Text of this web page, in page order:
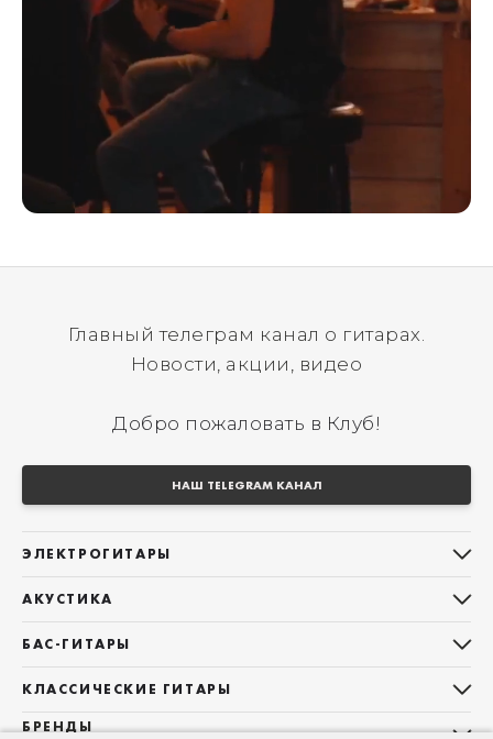
Главный телеграм канал о гитарах.
Новости, акции, видео
Добро пожаловать в Клуб!
НАШ TELEGRAM КАНАЛ
ЭЛЕКТРОГИТАРЫ
Telecaster
Les Paul
Superstrat
АКУСТИКА
Фолки (ОМ, 000, 00)
Гранд Аудиториум
БАС-ГИТАРЫ
Precision Bass
КЛАССИЧЕСКИЕ ГИТАРЫ
Все классические гитары
БРЕНДЫ